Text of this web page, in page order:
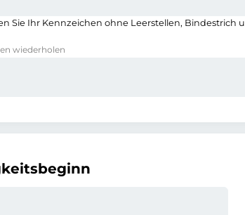
Sie Ihr Kennzeichen ohne Leerstellen, Bindestrich
wiederholen